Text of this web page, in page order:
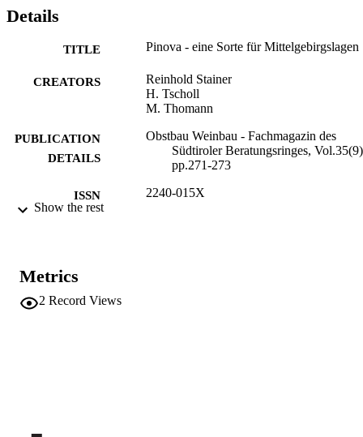
Details
TITLE Pinova - eine Sorte für Mittelgebirgslagen
CREATORS
Reinhold Stainer
H. Tscholl
M. Thomann
PUBLICATION
DETAILS
Obstbau Weinbau - Fachmagazin des
Südtiroler Beratungsringes,
pp.271-273
ISSN 2240-015X
UNIT
LANGUAGE
Show the rest
Metrics
2 Record Views